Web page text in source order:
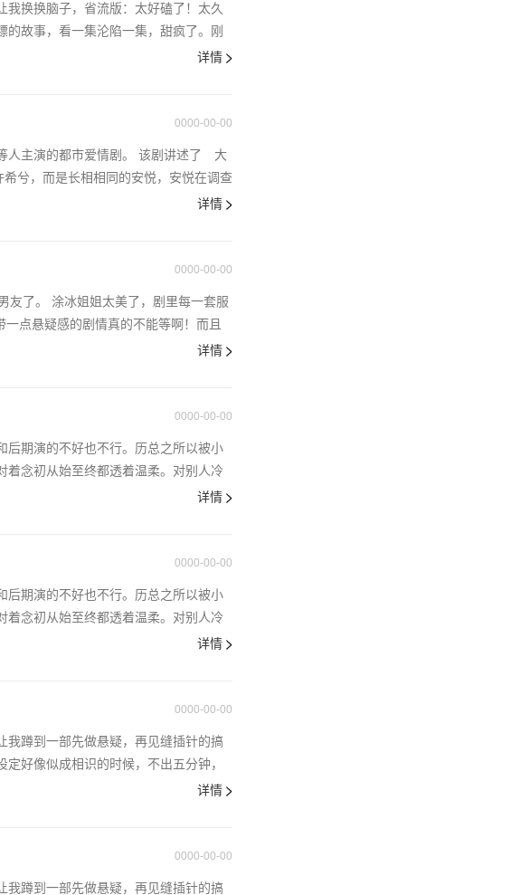
换换脑子，省流版：太好磕了！太久
故事，看一集沦陷一集，甜疯了。刚
详情
0000-00-00
人主演的都市爱情剧。 该剧讲述了 大
兮，而是长相相同的安悦，安悦在调查
详情
0000-00-00
友了。 涂冰姐姐太美了，剧里每一套服
点悬疑感的剧情真的不能等啊！而且
详情
0000-00-00
后期演的不好也不行。历总之所以被小
着念初从始至终都透着温柔。对别人冷
详情
0000-00-00
后期演的不好也不行。历总之所以被小
着念初从始至终都透着温柔。对别人冷
详情
0000-00-00
我蹲到一部先做悬疑，再见缝插针的搞
好像似成相识的时候，不出五分钟，
详情
0000-00-00
我蹲到一部先做悬疑，再见缝插针的搞